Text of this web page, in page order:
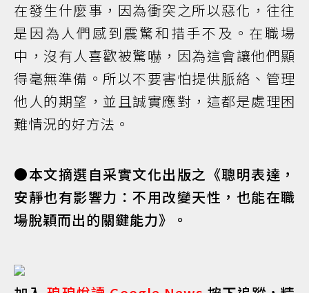
在發生什麼事，因為衝突之所以惡化，往往
是因為人們感到震驚和措手不及。在職場
中，沒有人喜歡被驚嚇，因為這會讓他們顯
得毫無準備。所以不要害怕提供脈絡、管理
他人的期望，並且誠實應對，這都是處理困
難情況的好方法。
●本文摘選自采實文化出版之《聰明表達，
安靜也有影響力：不用改變天性，也能在職
場脫穎而出的關鍵能力》。